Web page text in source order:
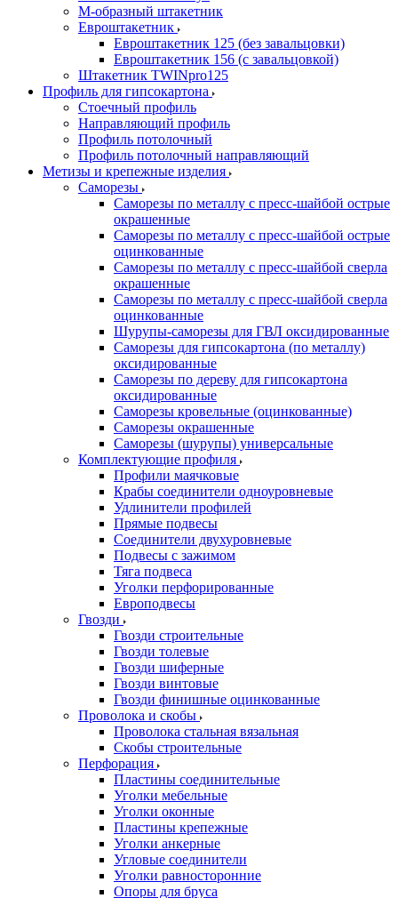
М-образный штакетник
Евроштакетник
Евроштакетник 125 (без завальцовки)
Евроштакетник 156 (с завальцовкой)
Штакетник TWINpro125
Профиль для гипсокартона
Стоечный профиль
Направляющий профиль
Профиль потолочный
Профиль потолочный направляющий
Метизы и крепежные изделия
Саморезы
Саморезы по металлу с пресс-шайбой острые
окрашенные
Саморезы по металлу с пресс-шайбой острые
оцинкованные
Саморезы по металлу с пресс-шайбой сверла
окрашенные
Саморезы по металлу с пресс-шайбой сверла
оцинкованные
Шурупы-саморезы для ГВЛ оксидированные
Саморезы для гипсокартона (по металлу)
оксидированные
Саморезы по дереву для гипсокартона
оксидированные
Саморезы кровельные (оцинкованные)
Саморезы окрашенные
Саморезы (шурупы) универсальные
Комплектующие профиля
Профили маячковые
Крабы соединители одноуровневые
Удлинители профилей
Прямые подвесы
Соединители двухуровневые
Подвесы с зажимом
Тяга подвеса
Уголки перфорированные
Европодвесы
Гвозди
Гвозди строительные
Гвозди толевые
Гвозди шиферные
Гвозди винтовые
Гвозди финишные оцинкованные
Проволока и скобы
Проволока стальная вязальная
Скобы строительные
Перфорация
Пластины соединительные
Уголки мебельные
Уголки оконные
Пластины крепежные
Уголки анкерные
Угловые соединители
Уголки равносторонние
Опоры для бруса